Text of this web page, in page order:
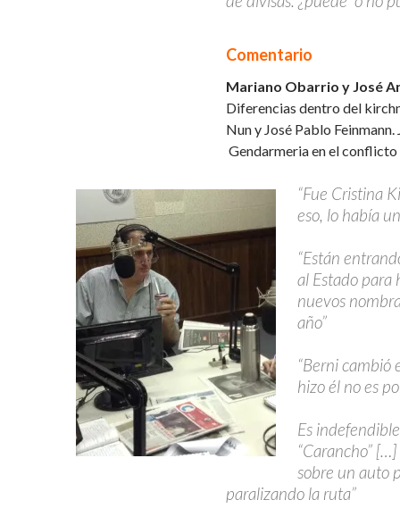
Comentario
Mariano Obarrio y José
Diferencias dentro del
Nun y José Pablo
Gendarmeria en el conflicto
“Fue Cristina
eso, lo había
“Están
al Estado
nuevos
año”
“Berni cambió
hizo él no es
Es
“Carancho”
sobre un auto
paralizando la ruta”